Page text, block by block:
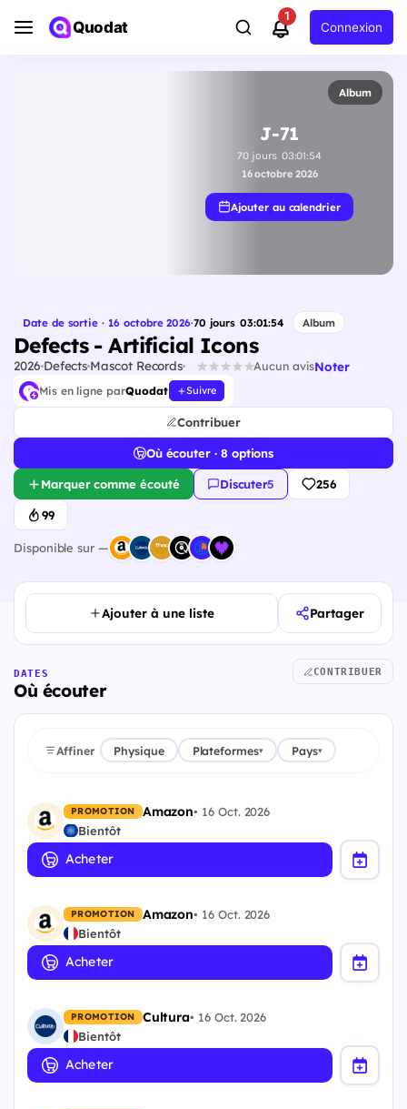
Quodat
1
Connexion
Album
J-71
70 jours 03:01:53
16 octobre 2026
Ajouter au calendrier
Date de sortie · 16 octobre 2026·70 jours 03:01:53 Album
Defects - Artificial Icons
2026 Defects Mascot Records Aucun avisNoter
Mis en ligne parQuodat Suivre
Contribuer
Où écouter · 8 options
Marquer comme écouté Discuter·5 256
99
Disponible sur —
Ajouter à une liste Partager
DATES
Où écouter
CONTRIBUER
Affiner Physique Plateformes▾ Pays▾
PROMOTION Amazon• 16 Oct. 2026
Bientôt
Acheter
PROMOTION Amazon• 16 Oct. 2026
Bientôt
Acheter
PROMOTION Cultura• 16 Oct. 2026
Bientôt
Acheter